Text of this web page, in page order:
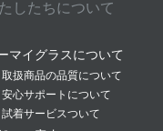
したちについて
マイグラスについて
取扱商品の品質について
安心サポートについて
試着サービスついて